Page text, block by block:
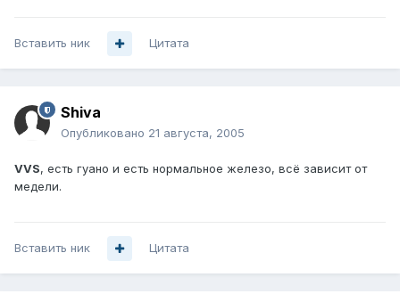
Вставить ник Цитата
Shiva
Опубликовано 21 августа, 2005
VVS, есть гуано и есть нормальное железо, всё зависит от
медели.
Вставить ник Цитата